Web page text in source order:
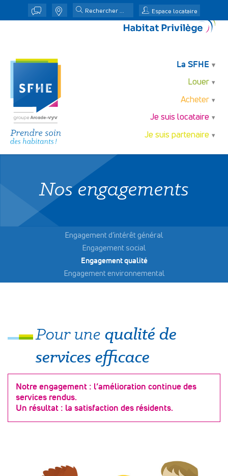
j n Espace locataire
La SFHE
Louer
Acheter
Je suis locataire
Je suis partenaire
Nos engagements
Engagement d’intérêt général
Engagement social
Engagement qualité
Engagement environnemental
Pour une qualité de
services efficace
Notre engagement : l’amélioration continue des
services rendus.
Un résultat : la satisfaction des résidents.